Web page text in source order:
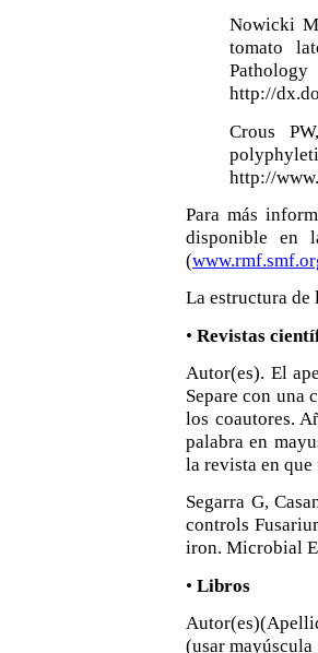
Nowicki
tomato
http://
Crous
http://
Para más
disponible en
(
La estructura de
• Revistas
Autor(es). El
Separe con
los coautores.
palabra en
la revista en
Segarra G,
controls
iron. Microbial
• Libros
(usar